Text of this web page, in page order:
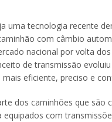
uma tecnologia recente
com câmbio
nacional por volta
de transmissão
eficiente, preciso e
dos caminhões que são
equipados com